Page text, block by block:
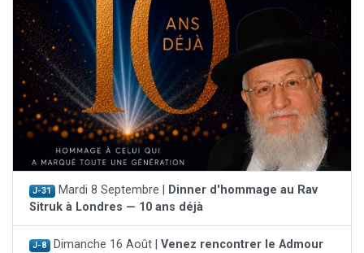
J-31 Mardi 8 Septembre |
Dinner d'hommage au Rav
Sitruk à Londres — 10 ans déjà
J-8 Dimanche 16 Août | Venez rencontrer le Admour